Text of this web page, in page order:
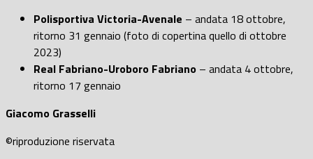
Polisportiva Victoria-Avenale – andata 18 ottobre,
ritorno 31 gennaio (foto di copertina quello di ottobre
2023)
Real Fabriano-Uroboro Fabriano – andata 4 ottobre,
ritorno 17 gennaio
Giacomo Grasselli
©riproduzione riservata